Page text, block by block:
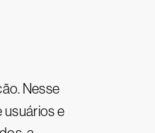
Nesse
usuários e